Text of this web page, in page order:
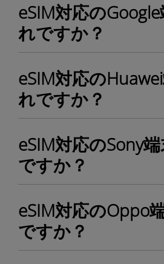
eSIM対応の
れですか？
eSIM対応の
れですか？
eSIM対応のSony
ですか？
eSIM対応のOppo
ですか？